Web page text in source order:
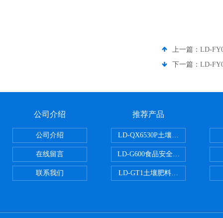
上一篇： LD-
下一篇： LD-
公司介绍
公司介绍
在线留言
联系我们
推荐产品
LD-QX6530P土壤氧化还原电位检
LD-G600食品安全检测仪
LD-GT1土壤肥料养分检测仪